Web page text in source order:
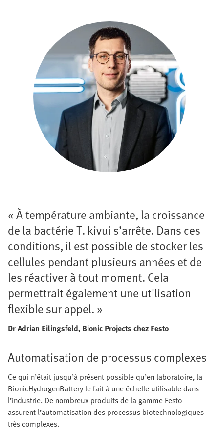
« À température ambiante, la croissance
de la bactérie T. kivui s’arrête. Dans ces
conditions, il est possible de stocker les
cellules pendant plusieurs années et de
les réactiver à tout moment. Cela
permettrait également une utilisation
flexible sur appel. »
Dr Adrian Eilingsfeld, Bionic Projects chez Festo
Automatisation de processus complexes
Ce qui n’était jusqu’à présent possible qu’en laboratoire, la
BionicHydrogenBattery le fait à une échelle utilisable dans
l’industrie. De nombreux produits de la gamme Festo
assurent l’automatisation des processus biotechnologiques
très complexes.